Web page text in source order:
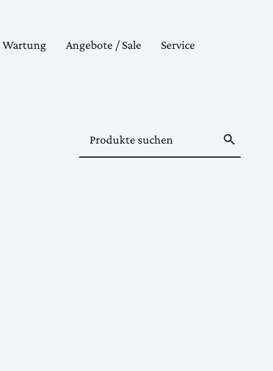
Wartung Angebote / Sale Service